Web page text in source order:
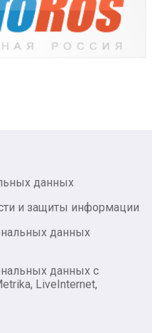
данных
и защиты информации
данных
данных с
LiveInternet,